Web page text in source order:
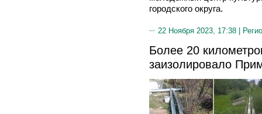
городского округа.
22 Ноября 2023, 17:38 |
Более 20
заизолировало